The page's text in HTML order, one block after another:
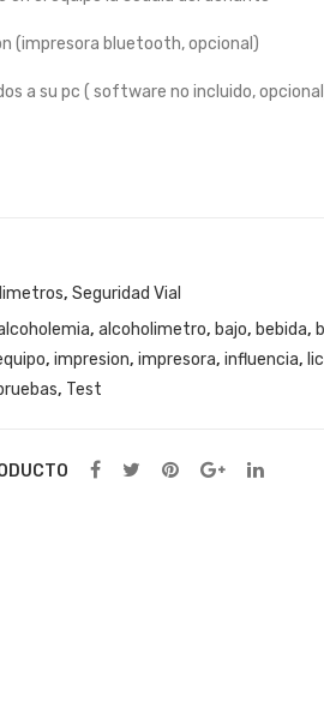
(impresora bluetooth, opcional)
a su pc ( software no incluido,
, Seguridad Vial
, alcoholimetro, bajo, bebida,
, impresion, impresora, influencia,
, Test